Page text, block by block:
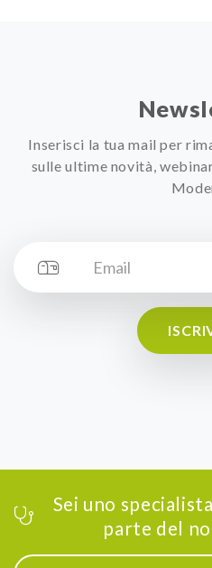
Inserisci la tua mail per
sulle ultime novità,
Sei uno
parte del